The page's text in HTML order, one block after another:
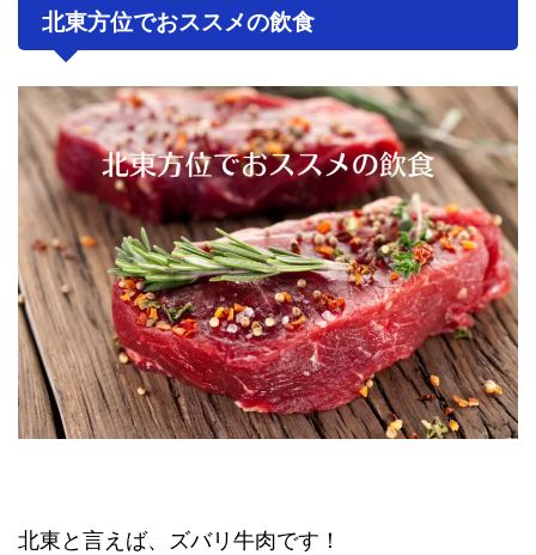
北東方位でおススメの飲食
北東と言えば、ズバリ牛肉です！